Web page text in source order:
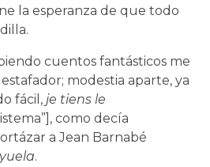
la esperanza de que todo
cuentos fantásticos me
modestia aparte, ya
fácil, je tiens le
como decía
a Jean Barnabé
.